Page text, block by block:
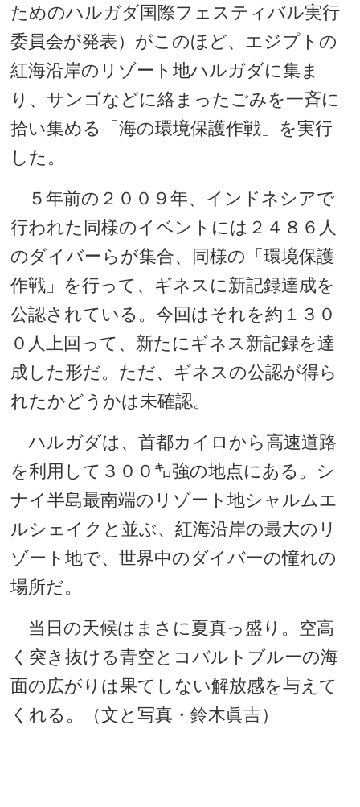
ためのハルガダ国際フェスティバル実行
委員会が発表）がこのほど、エジプトの
紅海沿岸のリゾート地ハルガダに集ま
り、サンゴなどに絡まったごみを一斉に
拾い集める「海の環境保護作戦」を実行
した。
５年前の２００９年、インドネシアで
行われた同様のイベントには２４８６人
のダイバーらが集合、同様の「環境保護
作戦」を行って、ギネスに新記録達成を
公認されている。今回はそれを約１３０
０人上回って、新たにギネス新記録を達
成した形だ。ただ、ギネスの公認が得ら
れたかどうかは未確認。
ハルガダは、首都カイロから高速道路
を利用して３００㌔強の地点にある。シ
ナイ半島最南端のリゾート地シャルムエ
ルシェイクと並ぶ、紅海沿岸の最大のリ
ゾート地で、世界中のダイバーの憧れの
場所だ。
当日の天候はまさに夏真っ盛り。空高
く突き抜ける青空とコバルトブルーの海
面の広がりは果てしない解放感を与えて
くれる。（文と写真・鈴木眞吉）